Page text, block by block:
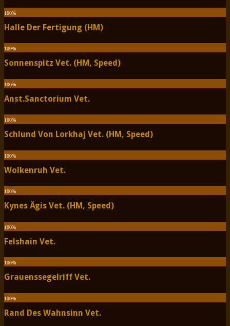
100%
Halle Der Fertigung (HM)
100%
Sonnenspitz Vet. (HM, Speed)
100%
Anst.Sanctorium Vet.
100%
Schlund Von Lorkhaj Vet. (HM, Speed)
100%
Wolkenruh Vet.
100%
Kynes Ägis Vet. (HM, Speed)
100%
Felshain Vet.
100%
Grauenssegelriff Vet.
100%
Rand Des Wahnsinn Vet.